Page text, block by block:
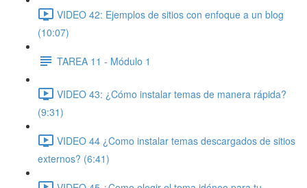
VIDEO 42: Ejemplos de sitios con enfoque a un blog
(10:07)
TAREA 11 - Módulo 1
VIDEO 43: ¿Cómo instalar temas de manera rápida?
(9:31)
VIDEO 44 ¿Como instalar temas descargados de sitios
externos? (6:41)